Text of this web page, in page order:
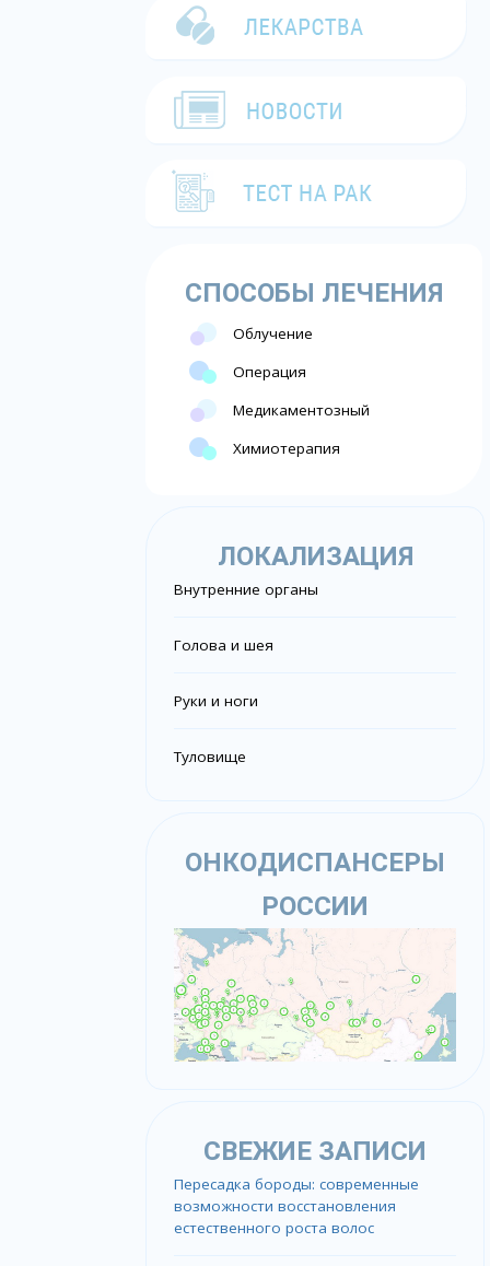
СПОСОБЫ ЛЕЧЕНИЯ
Облучение
Операция
Медикаментозный
Химиотерапия
ЛОКАЛИЗАЦИЯ
Внутренние органы
Голова и шея
Руки и ноги
Туловище
ОНКОДИСПАНСЕРЫ
РОССИИ
СВЕЖИЕ ЗАПИСИ
Пересадка бороды: современные
возможности восстановления
естественного роста волос